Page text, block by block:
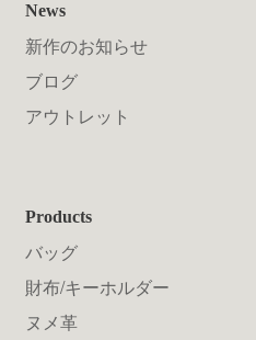
News
新作のお知らせ
ブログ
アウトレット
Products
バッグ
財布/キーホルダー
ヌメ革